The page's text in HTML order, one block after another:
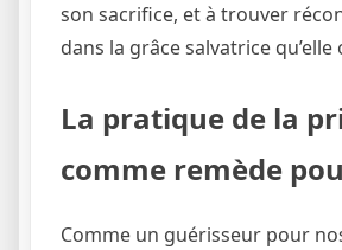
son sacrifice, et à trouver
dans la grâce salvatrice qu’elle
La pratique de la
comme remède
Comme un guérisseur pour